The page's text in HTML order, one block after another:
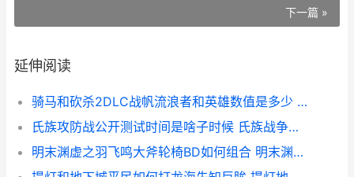
下一篇 »
延伸阅读
骑马和砍杀2DLC战帆流浪者和英雄数值是多少 骑马和砍杀中文站
氏族攻防战公开测试时间是啥子时候 氏族战争游戏下载
明末渊虚之羽飞鸣大斧轮椅BD如何组合 明末渊虚之羽飞羽状态什么意思